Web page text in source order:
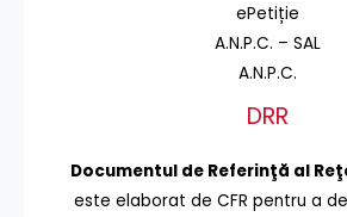
ePetiție
A.N.P.C. – SAL
A.N.P.C.
DRR
Documentul de Referinţă al
este elaborat de CFR pentru a